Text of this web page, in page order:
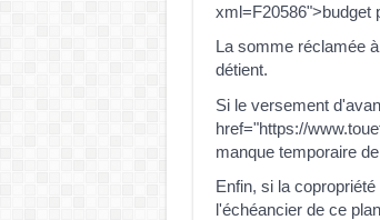
xml=F20586">budget
La somme réclamée
détient.
Si le versement
href="https://
manque temporaire
Enfin, si la
l'échéancier de ce